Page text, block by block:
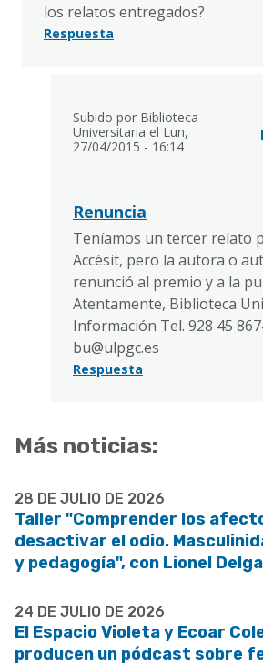
los relatos entregados?
Respuesta
Subido por Biblioteca
Universitaria el Lun,
27/04/2015 - 16:14
Renuncia
Teníamos un tercer relato
Accésit, pero la autora o
renunció al premio y a la
Atentamente, Biblioteca
Información Tel. 928 45
bu@ulpgc.es
Respuesta
Más noticias:
28 DE JULIO DE 2026
Taller "Comprender los
desactivar el odio.
y pedagogía", con Lionel
24 DE JULIO DE 2026
El Espacio Violeta y Ecoar
producen un pódcast sobre